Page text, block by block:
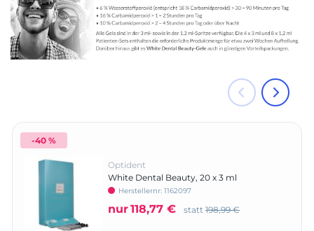
-40 %
Optident
White Dental Beauty, 20 x 3 ml
Herstellernr: 1162097
nur118,77 € statt 198,99 €